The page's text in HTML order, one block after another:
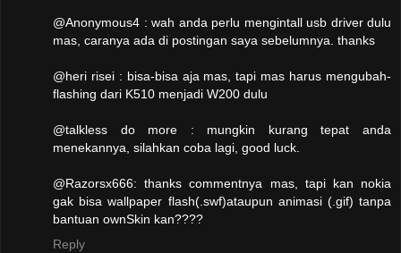
@Anonymous4 : wah anda perlu mengintall usb driver dulu
mas, caranya ada di postingan saya sebelumnya. thanks
@heri risei : bisa-bisa aja mas, tapi mas harus mengubah-
flashing dari K510 menjadi W200 dulu
@talkless do more : mungkin kurang tepat anda
menekannya, silahkan coba lagi, good luck.
@Razorsx666: thanks commentnya mas, tapi kan nokia
gak bisa wallpaper flash(.swf)ataupun animasi (.gif) tanpa
bantuan ownSkin kan????
Reply